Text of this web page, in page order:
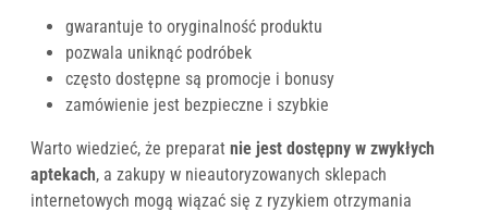
gwarantuje to oryginalność produktu
pozwala uniknąć podróbek
często dostępne są promocje i bonusy
zamówienie jest bezpieczne i szybkie
Warto wiedzieć, że preparat nie jest dostępny w zwykłych
aptekach, a zakupy w nieautoryzowanych sklepach
internetowych mogą wiązać się z ryzykiem otrzymania